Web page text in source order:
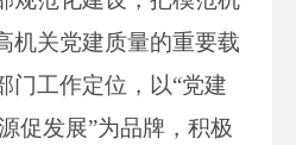
机关党建质量的重要载
门工作定位，以“党建
促发展”为品牌，积极